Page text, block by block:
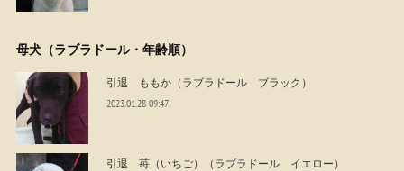
母犬（ラブラドール・年齢順）
引退 ももか（ラブラドール ブラック）
2023.01.28 09:47
引退 苺（いちご）（ラブラドール イエロー）